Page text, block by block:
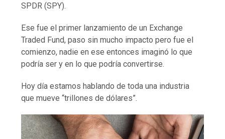
SPDR (SPY).
Ese fue el primer lanzamiento de un Exchange
Traded Fund, paso sin mucho impacto pero fue el
comienzo, nadie en ese entonces imaginó lo que
podría ser y en lo que podría convertirse.
Hoy día estamos hablando de toda una industria
que mueve “trillones de dólares”.